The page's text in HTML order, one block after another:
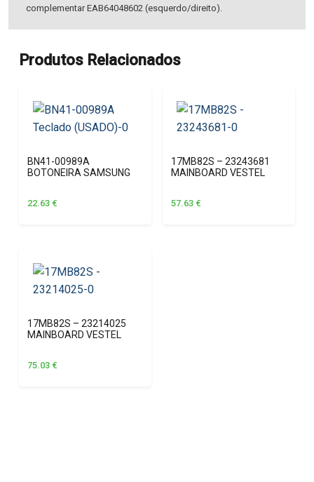
complementar EAB64048602 (esquerdo/direito).
Produtos Relacionados
BN41-00989A
BOTONEIRA SAMSUNG
22.63 €
17MB82S – 23243681
MAINBOARD VESTEL
57.63 €
17MB82S – 23214025
MAINBOARD VESTEL
75.03 €